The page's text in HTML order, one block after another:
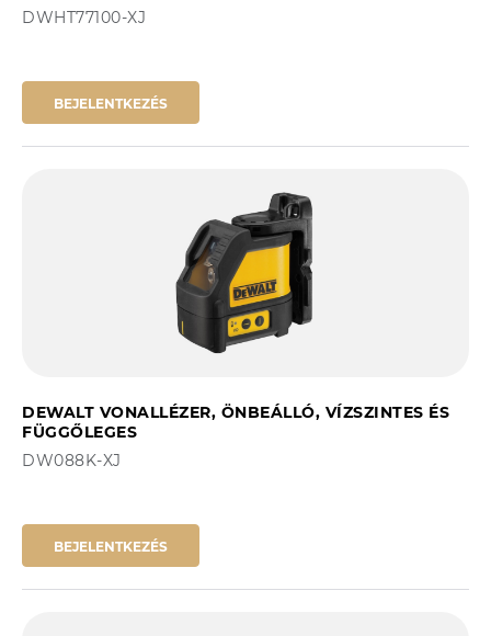
DWHT77100-XJ
BEJELENTKEZÉS
DEWALT VONALLÉZER, ÖNBEÁLLÓ, VÍZSZINTES ÉS
FÜGGŐLEGES
DW088K-XJ
BEJELENTKEZÉS